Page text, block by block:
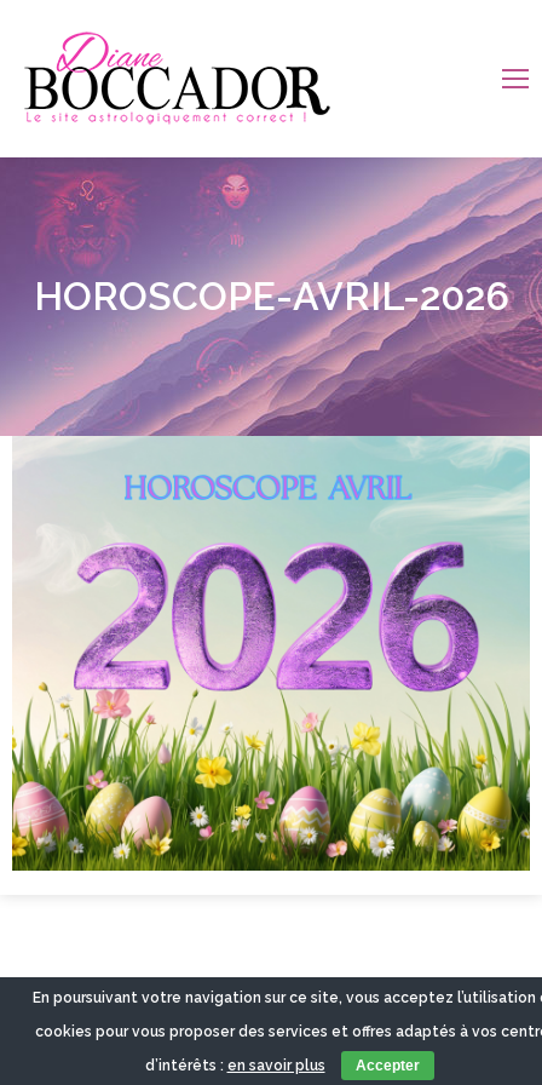
HOROSCOPE-AVRIL-2026
En poursuivant votre navigation sur ce site, vous acceptez l’utilisation
cookies pour vous proposer des services et offres adaptés à vos
d’intérêts : en savoir plus Accepter